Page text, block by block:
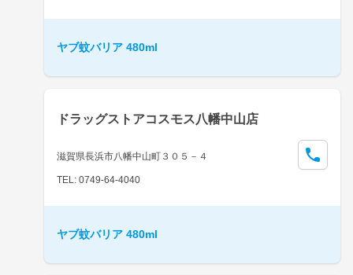
ヤブ蚊バリア 480ml
ドラッグストアコスモス八幡中山店
滋賀県長浜市八幡中山町３０５－４
TEL: 0749-64-4040
ヤブ蚊バリア 480ml